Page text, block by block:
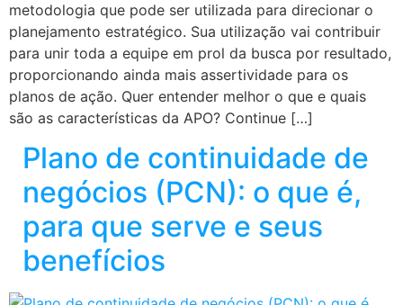
metodologia que pode ser utilizada para direcionar o
planejamento estratégico. Sua utilização vai contribuir
para unir toda a equipe em prol da busca por resultado,
proporcionando ainda mais assertividade para os
planos de ação. Quer entender melhor o que e quais
são as características da APO? Continue […]
Plano de continuidade de
negócios (PCN): o que é,
para que serve e seus
benefícios